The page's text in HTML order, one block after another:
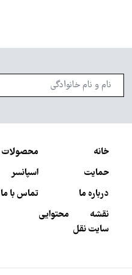
خانه
محصولات
حمایت
اسپانسر
درباره ما
تماس با ما
نقشه محتوایی
سایت نقل